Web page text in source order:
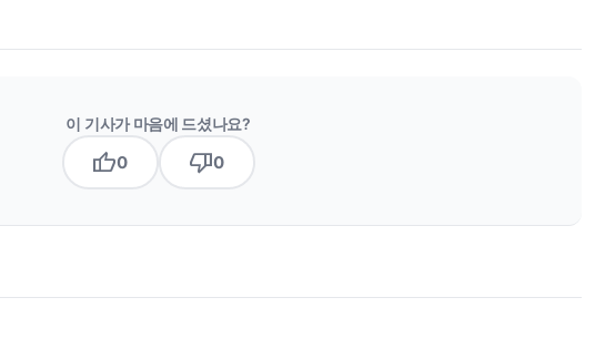
이 기사가 마음에 드셨나요?
thumb_up0 thumb_down0